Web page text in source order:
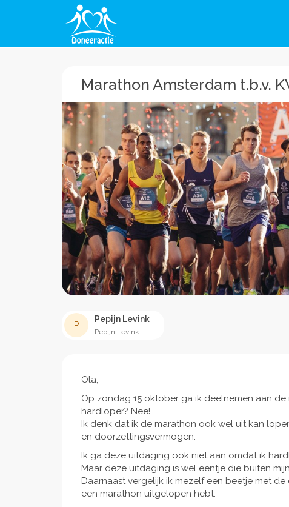
Marathon Amsterdam t.b.v.
P
Pepijn Levink
Pepijn Levink
Ola,
Op zondag 15 oktober ga ik deelnemen aan
hardloper? Nee!
Ik denk dat ik de marathon ook wel uit kan
en doorzettingsvermogen.
Ik ga deze uitdaging ook niet aan omdat ik
Maar deze uitdaging is wel eentje die buiten
Daarnaast vergelijk ik mezelf een beetje met
een marathon uitgelopen hebt.